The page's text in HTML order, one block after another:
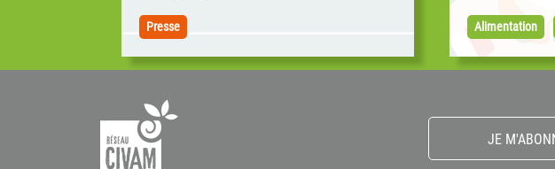
l’Agriculture Biologique (CAB) prévus dans la
PAC qui n’ont pas été consommés. Alors
que le monde agro industriel fait pression
pour que cet argent public soit
majoritairement affecté aux aides à
Presse
partie du prix
Santé,
2024 par
Secours
de la...
Alimentation
JE